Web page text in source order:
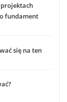
projektach
fundament
się na ten